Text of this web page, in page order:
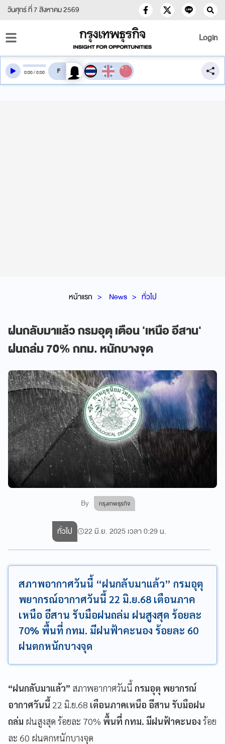
วันศุกร์ ที่ 7 สิงหาคม 2569
Login
หน้าแรก News ทั่วไป
ฝนกลับมาแล้ว กรมอุตุ เตือน 'เหนือ อีสาน'
ฝนถล่ม 70% กทม. หนักบางจุด
By กรุงเทพธุรกิจ
0:00/0:00 สลับเสียงอ่าน
ทั่วไป 22 มิ.ย. 2025 เวลา 0:29 น.
สภาพอากาศวันนี้ “ฝนกลับมาแล้ว” กรมอุตุ
พยากรณ์อากาศวันนี้ 22 มิ.ย.68 เตือนภาค
เหนือ อีสาน รับมือฝนถล่ม ฝนสูงสุด ร้อยละ
70% พื้นที่ กทม. มีฝนฟ้าคะนอง ร้อยละ 60
ฝนตกหนักบางจุด
“ฝนกลับมาแล้ว” สภาพอากาศวันนี้ กรมอุตุ พยากรณ์
อากาศวันนี้ 22 มิ.ย.68 เตือนภาคเหนือ อีสาน รับมือฝน
ถล่ม ฝนสูงสุด ร้อยละ 70% พื้นที่ กทม. มีฝนฟ้าคะนอง ร้อย
ละ 60 ฝนตกหนักบางจุด